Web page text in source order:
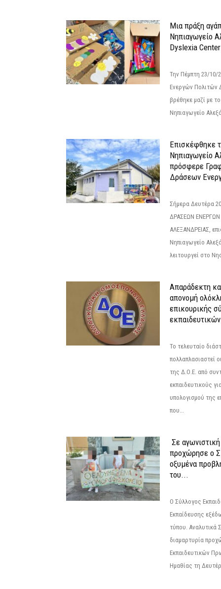
Μια πράξη
Νηπιαγωγείο
Dyslexia
Την Πέμπτη 23/
Ενεργών Πολιτών
βρέθηκε μαζί με
Νηπιαγωγείο
Επισκέφθηκε
Νηπιαγωγείο
πρόσφερε
Δράσεων
Σήμερα Δευτέρα
ΔΡΑΣΕΩΝ
ΑΛΕΞΑΝΔΡΕΙΑΣ,
Νηπιαγωγείο
λειτουργεί στο
Απαράδεκτη
απονομή
επικουρικής
εκπαιδευτικών
Το τελευταίο
πολλαπλασιαστεί
της Δ.Ο.Ε. από
εκπαιδευτικούς
υπολογισμού της
που...
Σε
προχώρησε ο
οξυμένα
του...
Ο Σύλλογος
Εκπαίδευσης
τύπου. Αναλυτικά
διαμαρτυρία
Εκπαιδευτικών
Ημαθίας τη